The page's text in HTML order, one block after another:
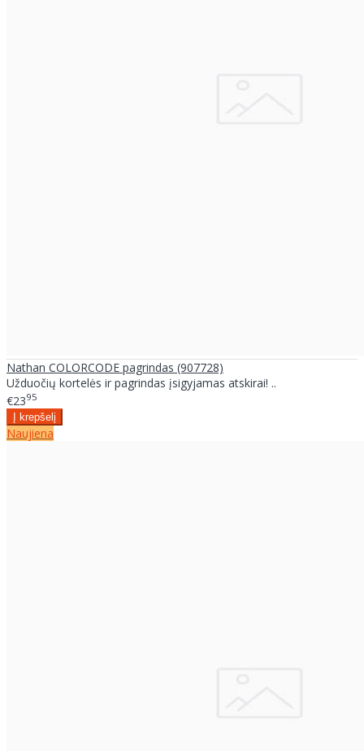
Nathan COLORCODE pagrindas (907728)
Užduočių kortelės ir pagrindas įsigyjamas atskirai! ..
€2395
Naujiena